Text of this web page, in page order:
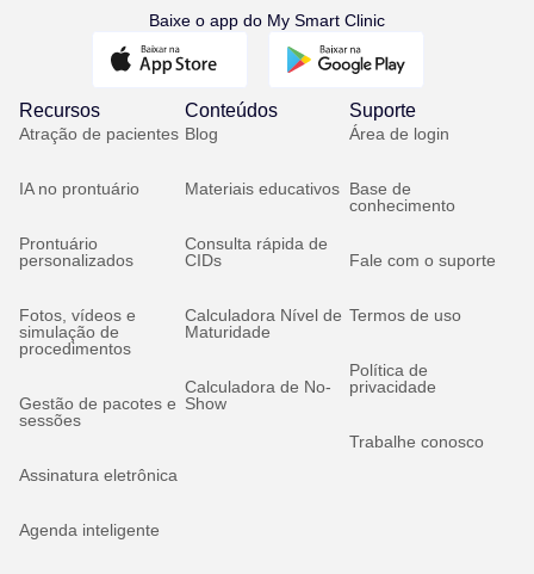
Baixe o app do My Smart Clinic
Recursos
Atração de pacientes
IA no prontuário
Prontuário
personalizados
Fotos, vídeos e
simulação de
procedimentos
Gestão de pacotes e
sessões
Assinatura eletrônica
Agenda inteligente
Conteúdos
Blog
Materiais educativos
Consulta rápida de
CIDs
Calculadora Nível de
Maturidade
Calculadora de No-
Show
Suporte
Área de login
Base de
conhecimento
Fale com o suporte
Termos de uso
Política de
privacidade
Trabalhe conosco